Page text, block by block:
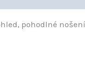
pohodlné